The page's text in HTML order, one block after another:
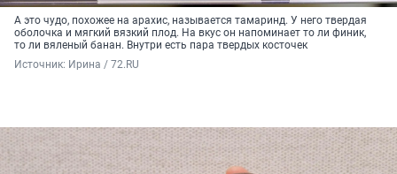
А это чудо, похожее на арахис, называется тамаринд. У него твердая
оболочка и мягкий вязкий плод. На вкус он напоминает то ли финик,
то ли вяленый банан. Внутри есть пара твердых косточек
Источник: Ирина / 72.RU